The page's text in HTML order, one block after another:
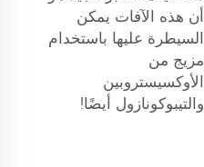
أن هذه الآفات يمكن
السيطرة عليها باستخدام
مزيج من
الأوكسيستروبين
والتيبوكونازول أيضًا!